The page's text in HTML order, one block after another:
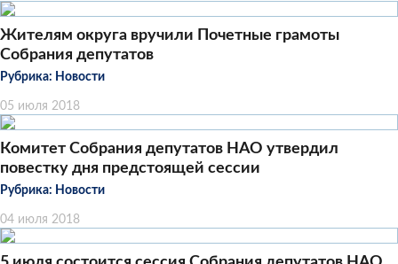
Жителям округа вручили Почетные грамоты
Собрания депутатов
Рубрика: Новости
05 июля 2018
Комитет Собрания депутатов НАО утвердил
повестку дня предстоящей сессии
Рубрика: Новости
04 июля 2018